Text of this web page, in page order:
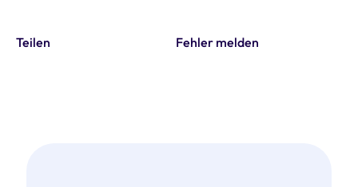
Teilen Fehler melden